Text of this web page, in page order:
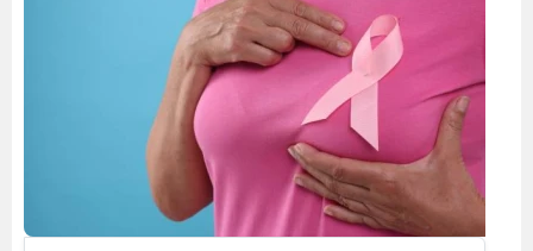
Bilecik
Bingöl
Bitlis
Bolu
Burdur